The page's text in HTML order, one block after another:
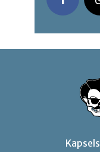
Kapsels